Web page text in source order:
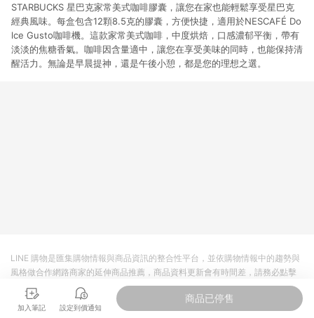
STARBUCKS 星巴克家常美式咖啡膠囊，讓您在家也能輕鬆享受星巴克
經典風味。每盒包含12顆8.5克的膠囊，方便快捷，適用於NESCAFÉ Do
lce Gusto咖啡機。這款家常美式咖啡，中度烘焙，口感濃郁平衡，帶有
淡淡的焦糖香氣。咖啡因含量適中，讓您在享受美味的同時，也能保持清
醒活力。無論是早晨提神，還是午後小憩，都是您的理想之選。
加入筆記 設定到價通知
商品已停售
LINE 購物是匯集購物情報與商品資訊的整合性平台，並依購物情報中的趨勢與
風格做合作網路商家的延伸商品推薦，商品資料更新會有時間差，請務必點擊
商品至各合作網路商家，確認現售價與購物條件，一切資訊以合作廠商網頁為
準。